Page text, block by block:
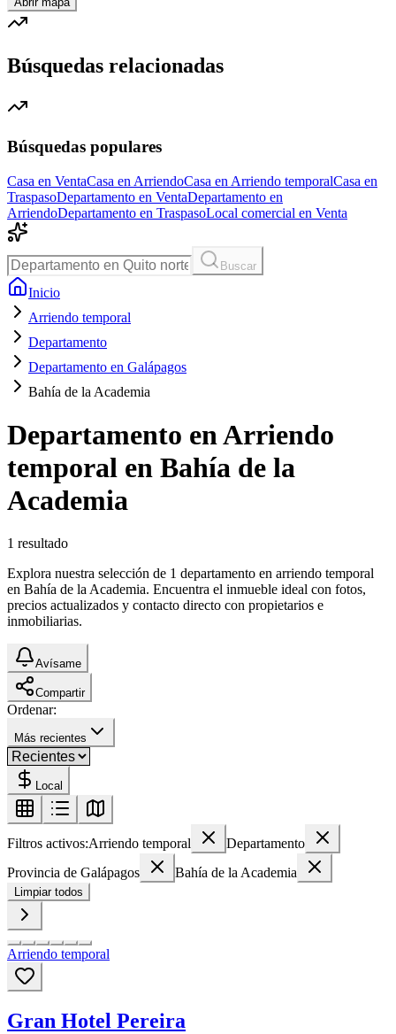
Búsquedas relacionadas
Búsquedas populares
Casa en VentaCasa en ArriendoCasa en Arriendo temporalCasa en
TraspasoDepartamento en VentaDepartamento en
ArriendoDepartamento en TraspasoLocal comercial en Venta
Buscar
Inicio
Arriendo temporal
Departamento
Departamento en Galápagos
Bahía de la Academia
Departamento en Arriendo
temporal en Bahía de la
Academia
1 resultado
Explora nuestra selección de 1 departamento en arriendo temporal
en Bahía de la Academia. Encuentra el inmueble ideal con fotos,
precios actualizados y contacto directo con propietarios e
inmobiliarias.
Avísame
Compartir
Ordenar:
Más recientes
Local
Filtros activos:Arriendo temporal
Departamento
Provincia de Galápagos
Bahía de la Academia
Limpiar todos
Arriendo temporal
Gran Hotel Pereira